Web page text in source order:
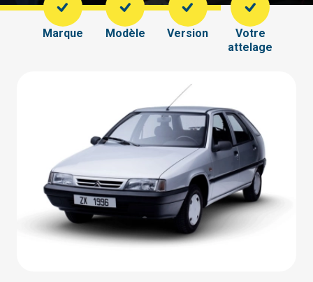
Marque Modèle Version
Votre
attelage